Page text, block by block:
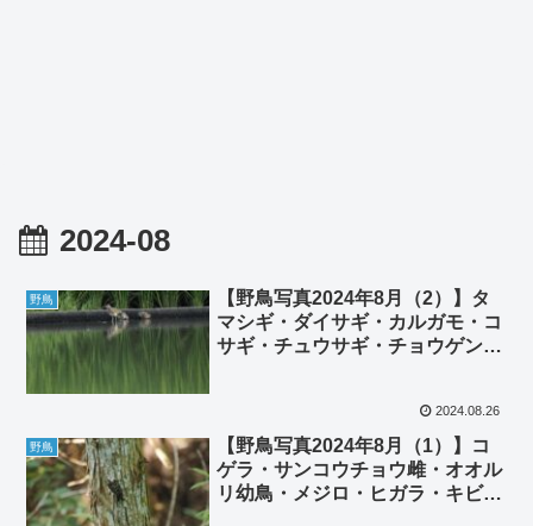
2024-08
野鳥
【野鳥写真2024年8月（2）】タ
マシギ・ダイサギ・カルガモ・コ
サギ・チュウサギ・チョウゲンボ
2024.08.26
野鳥
【野鳥写真2024年8月（1）】コ
ゲラ・サンコウチョウ雌・オオル
リ幼鳥・メジロ・ヒガラ・キビタ